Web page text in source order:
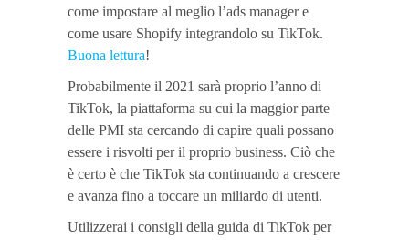
come impostare al meglio l’ads manager e
come usare Shopify integrandolo su TikTok.
Buona lettura!
Probabilmente il 2021 sarà proprio l’anno di
TikTok, la piattaforma su cui la maggior parte
delle PMI sta cercando di capire quali possano
essere i risvolti per il proprio business. Ciò che
è certo è che TikTok sta continuando a crescere
e avanza fino a toccare un miliardo di utenti.
Utilizzerai i consigli della guida di TikTok per